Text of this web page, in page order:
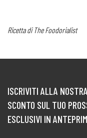
Ricetta di The Foodorialist
ISCRIVITI ALLA
SCONTO SUL TUO
ESCLUSIVI IN